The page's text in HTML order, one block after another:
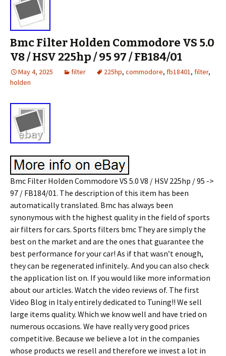
Bmc Filter Holden Commodore VS 5.0
V8 / HSV 225hp / 95 97 / FB184/01
May 4, 2025 filter 225hp, commodore, fb18401, filter,
holden
Bmc Filter Holden Commodore VS 5.0 V8 / HSV 225hp / 95 ->
97 / FB184/01. The description of this item has been
automatically translated. Bmc has always been
synonymous with the highest quality in the field of sports
air filters for cars. Sports filters bmc They are simply the
best on the market and are the ones that guarantee the
best performance for your car! As if that wasn’t enough,
they can be regenerated infinitely.. And you can also check
the application list on. If you would like more information
about our articles. Watch the video reviews of. The first
Video Blog in Italy entirely dedicated to Tuning!! We sell
large items quality. Which we know well and have tried on
numerous occasions. We have really very good prices
competitive. Because we believe a lot in the companies
whose products we resell and therefore we invest a lot in